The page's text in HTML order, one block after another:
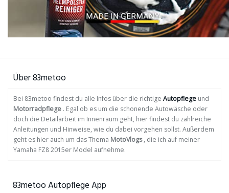
Über 83metoo
Bei 83metoo findest du alle Infos über die richtige Autopflege und
Motorradpflege . Egal ob es um die schonende Autowäsche oder
doch die Detailarbeit im Innenraum geht, hier findest du zahlreiche
Anleitungen und Hinweise, wie du dabei vorgehen sollst. Außerdem
geht es hier auch um das Thema MotoVlogs, die ich auf meiner
Yamaha FZ8 2015er Model aufnehme.
83metoo Autopflege App